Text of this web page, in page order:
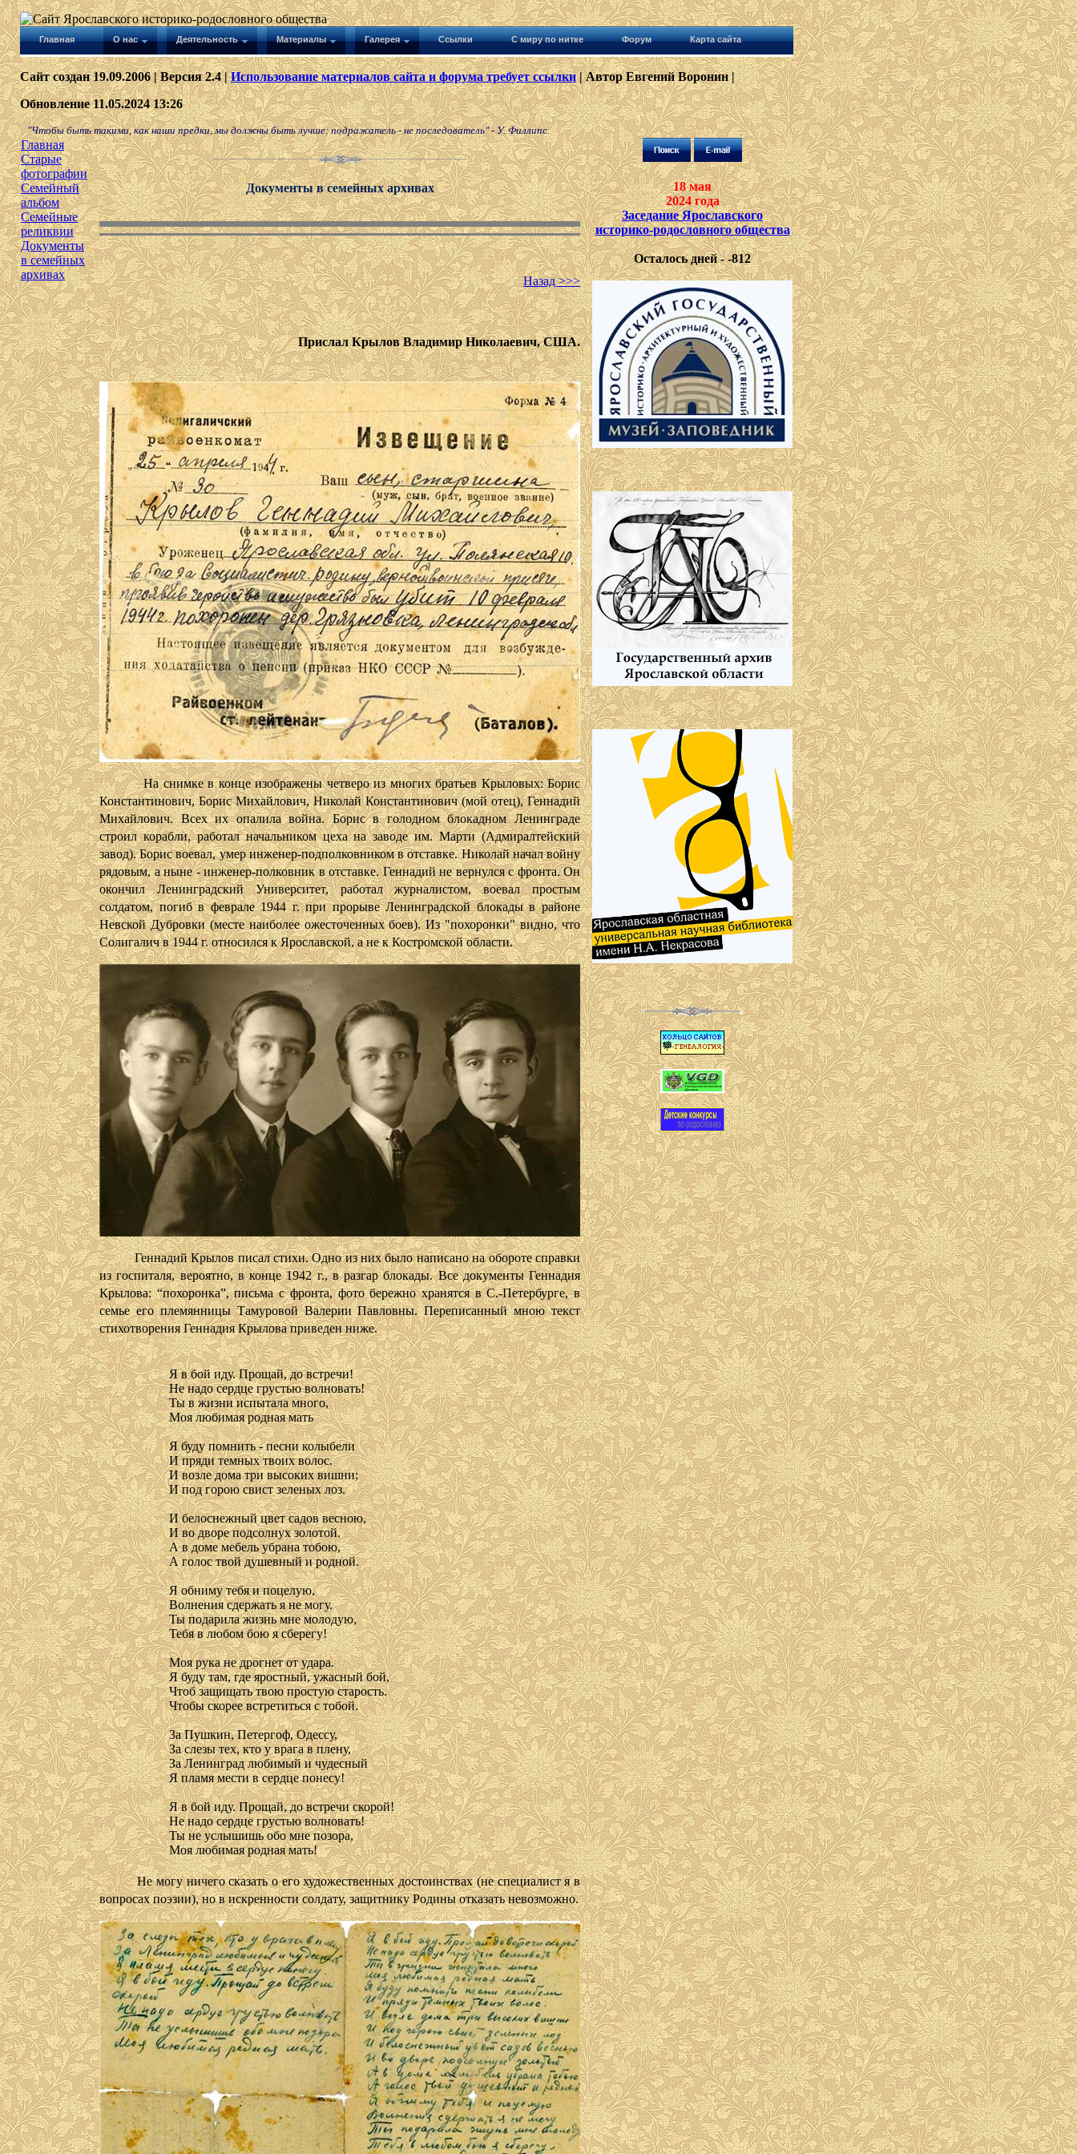
Главная О нас Деятельность Материалы Галерея Ссылки С миру по нитке Форум Карта сайта
Сайт создан 19.09.2006 | Версия 2.4 |Использование материалов сайта и форума требует ссылки| Автор Евгений Воронин |
Обновление 11.05.2024 13:26
"Чтобы быть такими, как наши предки, мы должны быть лучше: подражатель - не последователь" - У. Филлипс.
Главная
Старые
фотографии
Семейный
альбом
Семейные
реликвии
Документы
в семейных
архивах
Документы в семейных архивах
Назад >>>
Прислал Крылов Владимир Николаевич, США.
На снимке в конце изображены четверо из многих братьев Крыловых: Борис
Константинович, Борис Михайлович, Николай Константинович (мой отец), Геннадий
Михайлович. Всех их опалила война. Борис в голодном блокадном Ленинграде
строил корабли, работал начальником цеха на заводе им. Марти (Адмиралтейский
завод). Борис воевал, умер инженер-подполковником в отставке. Николай начал войну
рядовым, а ныне - инженер-полковник в отставке. Геннадий не вернулся с фронта. Он
окончил Ленинградский Университет, работал журналистом, воевал простым
солдатом, погиб в феврале 1944 г. при прорыве Ленинградской блокады в районе
Невской Дубровки (месте наиболее ожесточенных боев). Из "похоронки" видно, что
Солигалич в 1944 г. относился к Ярославской, а не к Костромской области.
Геннадий Крылов писал стихи. Одно из них было написано на обороте справки
из госпиталя, вероятно, в конце 1942 г., в разгар блокады. Все документы Геннадия
Крылова: “похоронка”, письма с фронта, фото бережно хранятся в С.-Петербурге, в
семье его племянницы Тамуровой Валерии Павловны. Переписанный мною текст
стихотворения Геннадия Крылова приведен ниже.
Я в бой иду. Прощай, до встречи!
Не надо сердце грустью волновать!
Ты в жизни испытала много,
Моя любимая родная мать
Я буду помнить - песни колыбели
И пряди темных твоих волос.
И возле дома три высоких вишни;
И под горою свист зеленых лоз.
И белоснежный цвет садов весною,
И во дворе подсолнух золотой.
А в доме мебель убрана тобою,
А голос твой душевный и родной.
Я обниму тебя и поцелую,
Волнения сдержать я не могу.
Ты подарила жизнь мне молодую,
Тебя в любом бою я сберегу!
Моя рука не дрогнет от удара.
Я буду там, где яростный, ужасный бой,
Чтоб защищать твою простую старость.
Чтобы скорее встретиться с тобой.
За Пушкин, Петергоф, Одессу,
За слезы тех, кто у врага в плену,
За Ленинград любимый и чудесный
Я пламя мести в сердце понесу!
Я в бой иду. Прощай, до встречи скорой!
Не надо сердце грустью волновать!
Ты не услышишь обо мне позора,
Моя любимая родная мать!
Не могу ничего сказать о его художественных достоинствах (не специалист я в
вопросах поэзии), но в искренности солдату, защитнику Родины отказать невозможно.
18 мая
2024 года
Заседание Ярославского
историко-родословного общества
Осталось дней - -812